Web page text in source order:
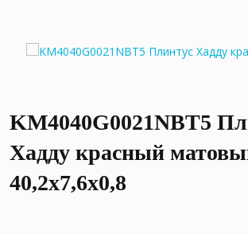
KM4040G0021NBT5
Хадду красный
40,2x7,6x0,8